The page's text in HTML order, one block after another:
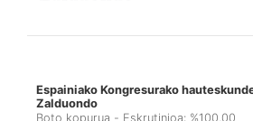
Espainiako Kongresurako
Zalduondo
Boto kopurua - Eskrutinioa: %100,00